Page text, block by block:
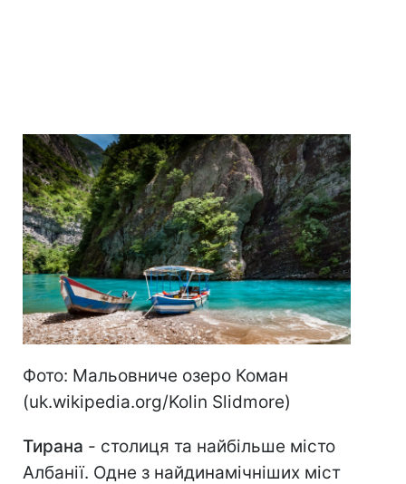
Фото: Мальовниче озеро Коман
(uk.wikipedia.org/Kolin Slidmore)
Тирана - столиця та найбільше місто
Албанії. Одне з найдинамічніших міст